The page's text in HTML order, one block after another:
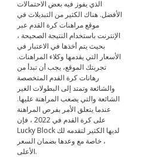
الذي يفوز فيه بعض الاحتمالات
الأفضل. هناك الكثير من التبديلات في
موقع مراهنات كرة القدم عبر
الإنترنت باستخدام النتيجة الصحيحة ،
بحيث يتم أخذها في الاعتبار في
الأسعار التي يقدمها وكلاء المراهنات.
تجربتك الموقع، يجب أن تبدأ من
رهانات كرة القدم المتخصصة
والشائعة وتمتد إلى البطولات الغير
الشائعة والتي يصعب المراهنة عليها.
عندما يتعلق الأمر بفرص المراهنة
على كرة القدم في 2022 ، فإن
Lucky Block لديها الكثير لتقدمه لك
، خاصة مع وعدها بضمان السعر
الأعلى.